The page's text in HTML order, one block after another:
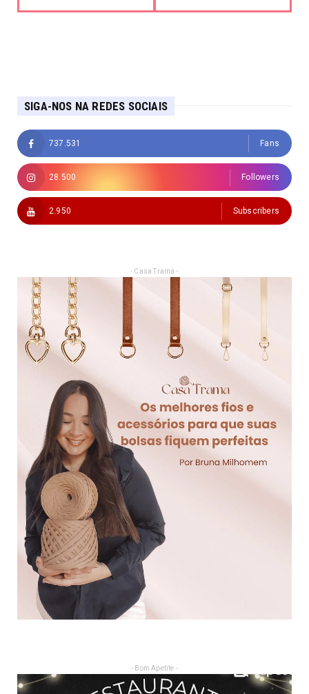
SIGA-NOS NA REDES SOCIAIS
737.531 Fans
28.500 Followers
2.950 Subscribers
- Casa Trama -
- Bom Apetite -